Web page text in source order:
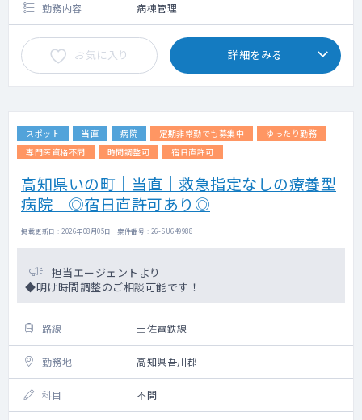
勤務内容 病棟管理
お気に入り 詳細をみる
スポット 当直 病院 定期非常勤でも募集中
ゆったり勤務
専門医資格不問
時間調整可 宿日直許可
高知県いの町｜当直｜救急指定なしの療養型
病院 ◎宿日直許可あり◎
掲載更新日 : 2026年08月05日 案件番号 : 26-SU649988
担当エージェントより
◆明け時間調整のご相談可能です！
路線 土佐電鉄線
勤務地 高知県吾川郡
科目 不問